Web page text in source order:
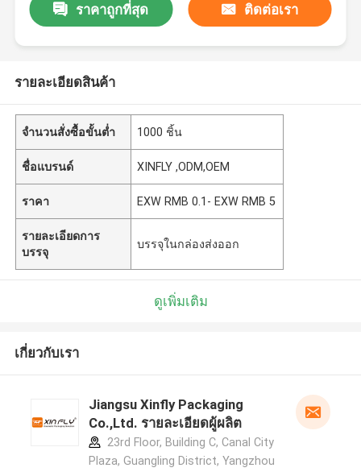
ราคาถูกที่สุด ติดต่อเรา
รายละเอียดสินค้า
จำนวนสั่งซื้อขั้นต่ำ 1000 ชิ้น
ชื่อแบรนด์ XINFLY ,ODM,OEM
ราคา EXW RMB 0.1- EXW RMB 5
รายละเอียดการ
บรรจุ
บรรจุในกล่องส่งออก
ดูเพิ่มเติม
เกี่ยวกับเรา
Jiangsu Xinfly Packaging
Co.,Ltd. รายละเอียดผู้ผลิต
23rd Floor, Building C, Canal City
Plaza, Guangling District, Yangzhou